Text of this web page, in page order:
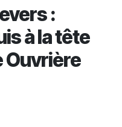
:
à la tête
Ouvrière